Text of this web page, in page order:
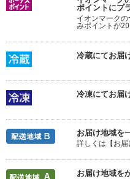
ポイントにプ
イオンマーク
みポイントが
冷蔵にてお届
冷凍にてお届
お届け地域を
詳しくは【お届
お届け地域を